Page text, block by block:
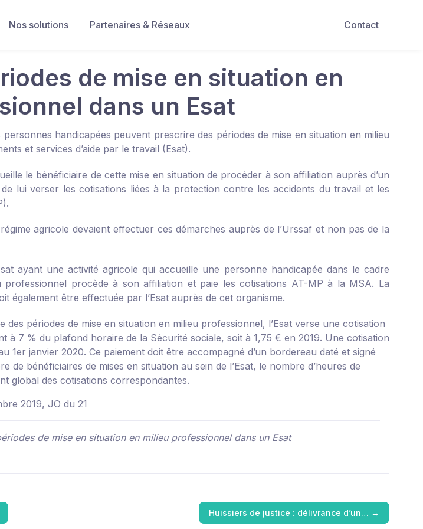
Contact
Nos solutions Partenaires & Réseaux
de mise en situation en
dans un Esat
personnes handicapées peuvent prescrire des périodes de mise en situation en milieu
et services d’aide par le travail (Esat).
le bénéficiaire de cette mise en situation de procéder à son affiliation auprès d’un
lui verser les cotisations liées à la protection contre les accidents du travail et les
agricole devaient effectuer ces démarches auprès de l’Urssaf et non pas de la
ayant une activité agricole qui accueille une personne handicapée dans le cadre
professionnel procède à son affiliation et paie les cotisations AT-MP à la MSA. La
également être effectuée par l’Esat auprès de cet organisme.
des périodes de mise en situation en milieu professionnel, l’Esat verse une cotisation
à 7 % du plafond horaire de la Sécurité sociale, soit à 1,75 € en 2019. Une cotisation
1er janvier 2020. Ce paiement doit être accompagné d’un bordereau daté et signé
de bénéficiaires de mises en situation au sein de l’Esat, le nombre d’heures de
global des cotisations correspondantes.
2019, JO du 21
de mise en situation en milieu professionnel dans un Esat
Huissiers de justice : délivrance d’un… →